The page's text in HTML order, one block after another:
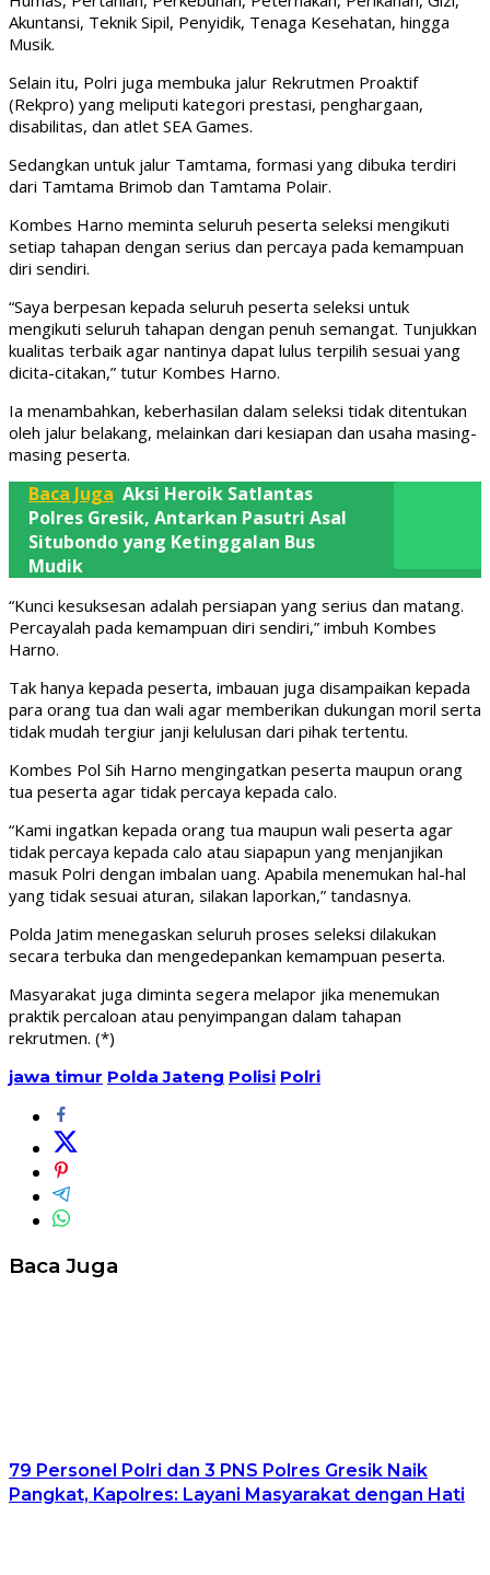
Akuntansi, Teknik Sipil, Penyidik, Tenaga Kesehatan, hingga
Musik.
Selain itu, Polri juga membuka jalur Rekrutmen Proaktif
(Rekpro) yang meliputi kategori prestasi, penghargaan,
disabilitas, dan atlet SEA Games.
Sedangkan untuk jalur Tamtama, formasi yang dibuka terdiri
dari Tamtama Brimob dan Tamtama Polair.
Kombes Harno meminta seluruh peserta seleksi mengikuti
setiap tahapan dengan serius dan percaya pada kemampuan
diri sendiri.
“Saya berpesan kepada seluruh peserta seleksi untuk
mengikuti seluruh tahapan dengan penuh semangat. Tunjukkan
kualitas terbaik agar nantinya dapat lulus terpilih sesuai yang
dicita-citakan,” tutur Kombes Harno.
Ia menambahkan, keberhasilan dalam seleksi tidak ditentukan
oleh jalur belakang, melainkan dari kesiapan dan usaha masing-
masing peserta.
Baca Juga Aksi Heroik Satlantas
Polres Gresik, Antarkan Pasutri Asal
Situbondo yang Ketinggalan Bus
Mudik
“Kunci kesuksesan adalah persiapan yang serius dan matang.
Percayalah pada kemampuan diri sendiri,” imbuh Kombes
Harno.
Tak hanya kepada peserta, imbauan juga disampaikan kepada
para orang tua dan wali agar memberikan dukungan moril serta
tidak mudah tergiur janji kelulusan dari pihak tertentu.
Kombes Pol Sih Harno mengingatkan peserta maupun orang
tua peserta agar tidak percaya kepada calo.
“Kami ingatkan kepada orang tua maupun wali peserta agar
tidak percaya kepada calo atau siapapun yang menjanjikan
masuk Polri dengan imbalan uang. Apabila menemukan hal-hal
yang tidak sesuai aturan, silakan laporkan,” tandasnya.
Polda Jatim menegaskan seluruh proses seleksi dilakukan
secara terbuka dan mengedepankan kemampuan peserta.
Masyarakat juga diminta segera melapor jika menemukan
praktik percaloan atau penyimpangan dalam tahapan
rekrutmen. (*)
jawa timur Polda Jateng Polisi Polri
Baca Juga
79 Personel Polri dan 3 PNS Polres Gresik Naik
Pangkat, Kapolres: Layani Masyarakat dengan Hati